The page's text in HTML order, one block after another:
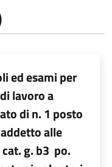
ed esami per
lavoro a
di n. 1 posto
alle
g. b3 po.